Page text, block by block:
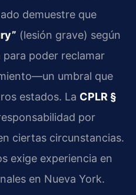
demuestre que
(lesión grave) según
poder reclamar
umbral que
estados. La CPLR §
por
ciertas circunstancias.
exige experiencia en
en Nueva York.